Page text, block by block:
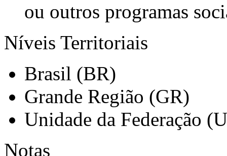
ou outros programas
Níveis Territoriais
Brasil (BR)
Grande Região (GR)
Unidade da Federação
Notas